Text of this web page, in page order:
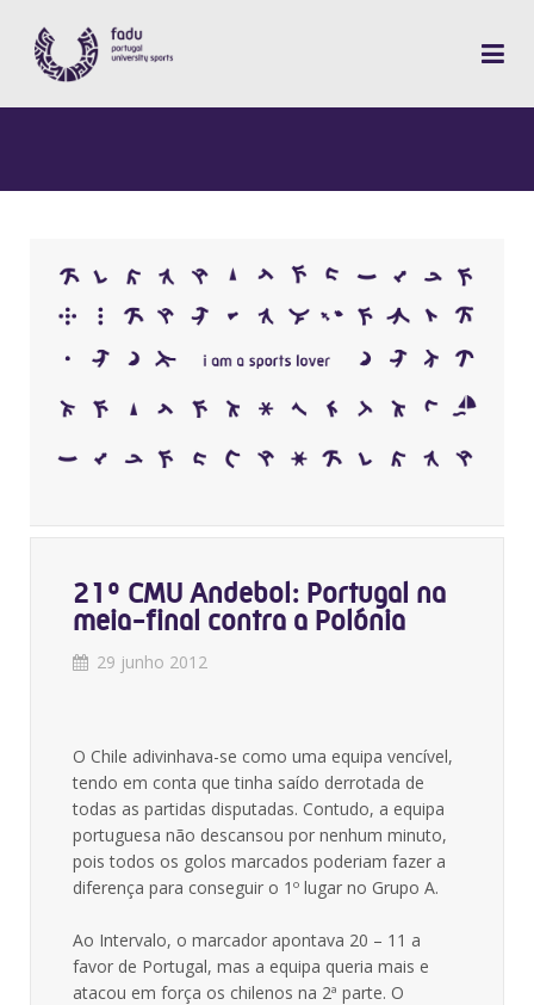
21º CMU Andebol: Portugal na
meia-final contra a Polónia
29 junho 2012
O Chile adivinhava-se como uma equipa vencível,
tendo em conta que tinha saído derrotada de
todas as partidas disputadas. Contudo, a equipa
portuguesa não descansou por nenhum minuto,
pois todos os golos marcados poderiam fazer a
diferença para conseguir o 1º lugar no Grupo A.
Ao Intervalo, o marcador apontava 20 – 11 a
favor de Portugal, mas a equipa queria mais e
atacou em força os chilenos na 2ª parte. O